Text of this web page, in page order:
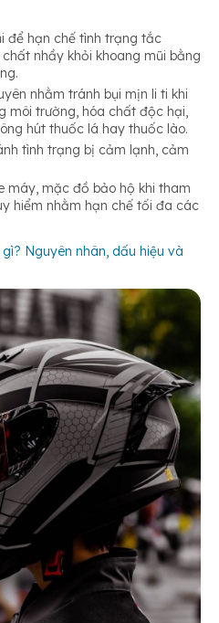
để hạn chế tình trạng tắc
nhầy khỏi khoang mũi bằng
nhằm tránh bụi mịn li ti khi
môi trường, hóa chất độc hại,
hút thuốc lá hay thuốc lào.
tình trạng bị cảm lạnh, cảm
máy, mặc đồ bảo hộ khi tham
hiểm nhằm hạn chế tối đa các
Nguyên nhân, dấu hiệu và